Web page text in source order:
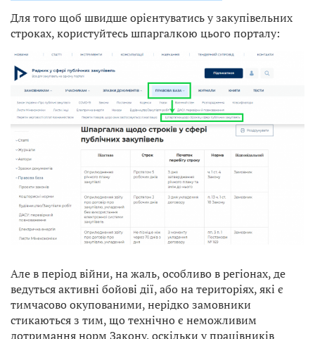
Для того щоб швидше орієнтуватись у закупівельних
строках, користуйтесь шпаргалкою цього порталу:
Але в період війни, на жаль, особливо в регіонах, де
ведуться активні бойові дії, або на територіях, які є
тимчасово окупованими, нерідко замовники
стикаються з тим, що технічно є неможливим
дотримання норм Закону, оскільки у працівників